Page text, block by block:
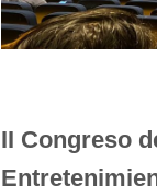
II Congreso